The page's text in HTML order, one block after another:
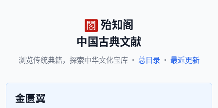
殆知阁
中国古典文献
浏览传统典籍， 探索中华文化宝库 · 总目录 · 最近更新
金匮翼